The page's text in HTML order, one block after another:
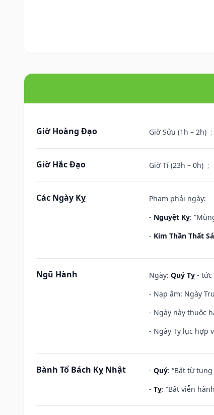
Giờ Hoàng Đạo Giờ Sửu (1h – 2h) ;
Giờ Hắc Đạo Giờ Tí (23h – 0h) ;
Các Ngày Kỵ
Phạm phải ngày:
- Nguyệt Kỵ:
- Kim Thần Thất
Ngũ Hành Ngày: Quý Tỵ - tức
- Nạp âm: Ngày
- Ngày này thuộc
- Ngày Tỵ lục hợp
Bành Tổ Bách Kỵ Nhật - Quý: “Bất từ
- Tỵ: “Bất viễn